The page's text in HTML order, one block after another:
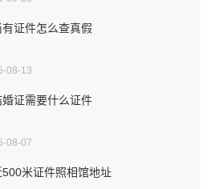
有证件怎么查真假
08-13
婚证需要什么证件
08-07
500米证件照相馆地址